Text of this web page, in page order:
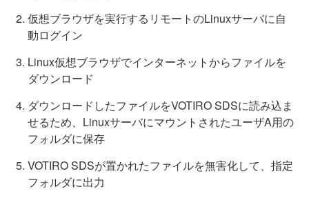
仮想ブラウザを実行するリモートのLinuxサーバに自
動ログイン
Linux仮想ブラウザでインターネットからファイルを
ダウンロード
ダウンロードしたファイルをVOTIRO SDSに読み込ま
せるため、LinuxサーバにマウントされたユーザA用の
フォルダに保存
VOTIRO SDSが置かれたファイルを無害化して、指定
フォルダに出力